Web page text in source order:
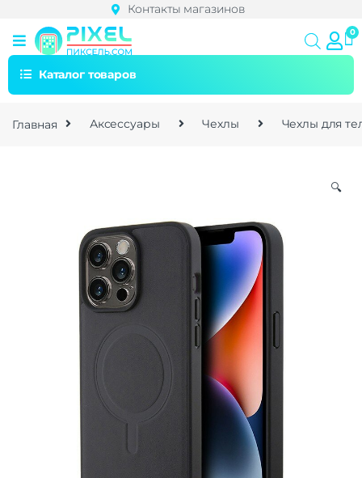
Контакты магазинов
Каталог товаров
Главная Аксессуары Чехлы Чехлы для
🔍